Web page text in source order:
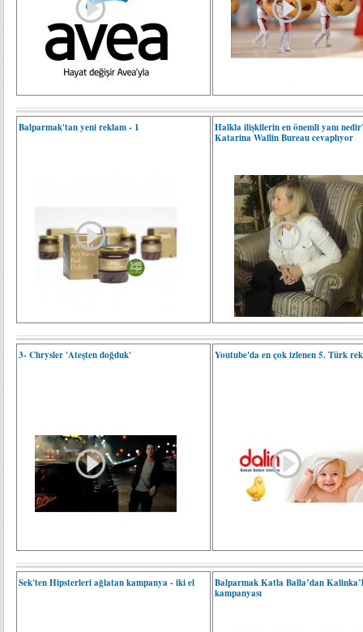
Balparmak'tan yeni reklam - 1
Halkla ilişkilerin en önemli yanı
Katarina Wallin Bureau cevaplıyor
3- Chrysler 'Ateşten doğduk' Youtube'da en çok izlenen 5. Türk
Sek'ten Hipsterleri ağlatan kampanya - iki el
Balparmak Katla Balla’dan
kampanyası